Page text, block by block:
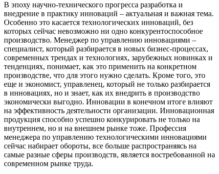
В эпоху научно-технического прогресса разработка и
внедрение в практику инноваций – актуальная и важная тема.
Особенно это касается технологических инноваций, без
которых сейчас невозможно ни одно конкурентоспособное
производство. Менеджер по управлению инновациями –
специалист, который разбирается в новых бизнес-процессах,
современных трендах и технологиях, зарубежных новинках и
тенденциях, понимает, как это применить на конкретном
производстве, что для этого нужно сделать. Кроме того, это
еще и экономист, управленец, который не только разбирается
в инновациях, но и знает, как их внедрить в производство
экономически выгодно. Инновации в конечном итоге влияют
на эффективность деятельности организации. Инновационная
продукция способно успешно конкурировать не только на
внутреннем, но и на внешнем рынке тоже. Профессия
менеджера по управлению технологическими инновациями
сейчас набирает обороты, все больше распространяясь на
самые разные сферы производств, является востребованной на
современном рынке труда.